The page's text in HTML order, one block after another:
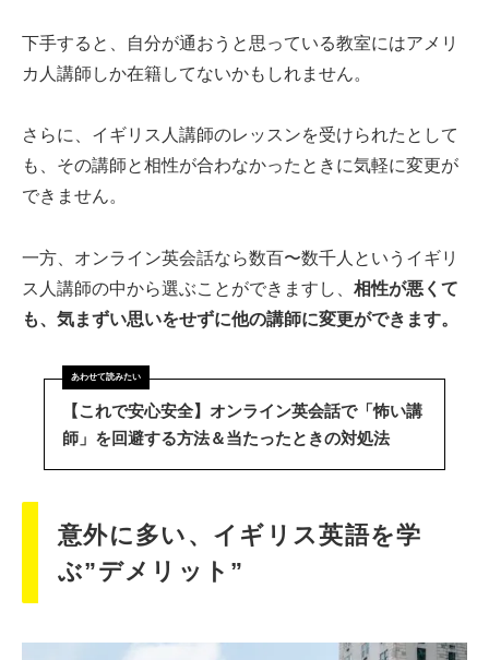
下手すると、自分が通おうと思っている教室にはアメリ
カ人講師しか在籍してないかもしれません。
さらに、イギリス人講師のレッスンを受けられたとして
も、その講師と相性が合わなかったときに気軽に変更が
できません。
一方、オンライン英会話なら数百〜数千人というイギリ
ス人講師の中から選ぶことができますし、 相性が悪くて
も、気まずい思いをせずに他の講師に変更ができます。
【これで安心安全】オンライン英会話で「怖い講
師」を回避する方法＆当たったときの対処法
意外に多い、イギリス英語を学
ぶ”デメリット”